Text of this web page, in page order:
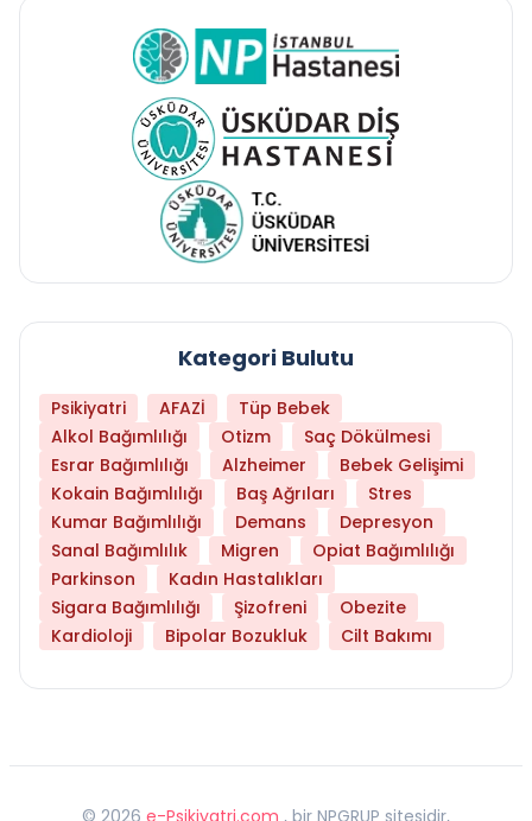
Kategori Bulutu
Psikiyatri AFAZİ
Tüp Bebek
Alkol Bağımlılığı
Otizm
Saç Dökülmesi
Esrar Bağımlılığı
Alzheimer
Bebek Gelişimi
Kokain Bağımlılığı
Baş Ağrıları
Stres
Kumar Bağımlılığı
Demans
Depresyon
Sanal Bağımlılık
Migren
Opiat Bağımlılığı
Parkinson
Kadın Hastalıkları
Sigara Bağımlılığı
Şizofreni
Obezite
Kardioloji
Bipolar Bozukluk Cilt Bakımı
© 2026 e-Psikiyatri.com , bir NPGRUP sitesidir,